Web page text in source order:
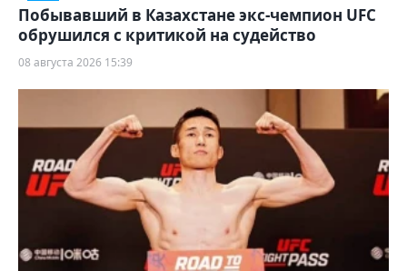
Побывавший в Казахстане экс-чемпион UFC
обрушился с критикой на судейство
08 августа 2026 15:39